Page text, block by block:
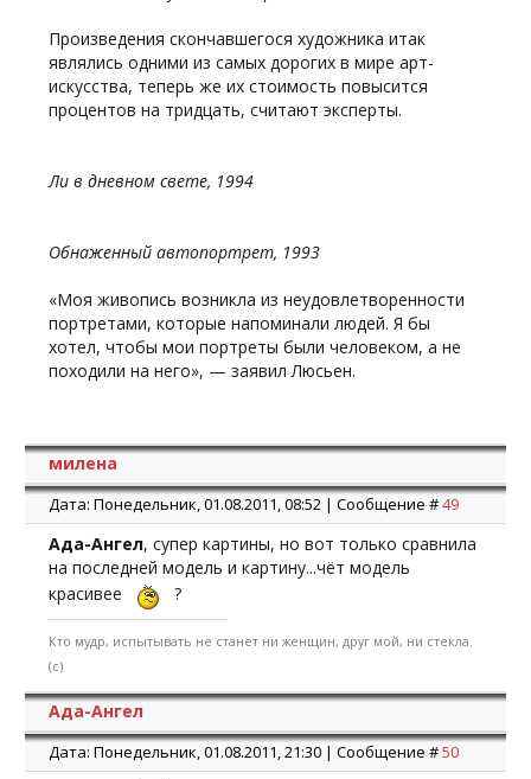
Произведения скончавшегося художника итак
являлись одними из самых дорогих в мире арт-
искусства, теперь же их стоимость повысится
процентов на тридцать, считают эксперты.
Ли в дневном свете, 1994
Обнаженный автопортрет, 1993
«Моя живопись возникла из неудовлетворенности
портретами, которые напоминали людей. Я бы
хотел, чтобы мои портреты были человеком, а не
походили на него», — заявил Люсьен.
милена
Дата: Понедельник, 01.08.2011, 08:52 | Сообщение #49
Ада-Ангел, супер картины, но вот только сравнила
на последней модель и картину...чёт модель
красивее
?
Кто мудр, испытывать не станет ни женщин, друг мой, ни стекла.
(с)
Ада-Ангел
Дата: Понедельник, 01.08.2011, 21:30 | Сообщение #50